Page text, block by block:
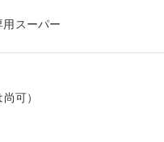
スーパー
可）